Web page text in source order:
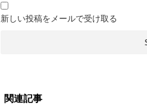
新しい投稿をメールで受け取る
関連記事